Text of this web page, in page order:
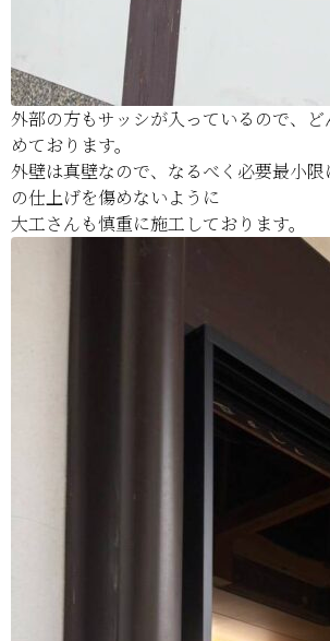
外部の方もサッシが入っているので、
めております。
外壁は真壁なので、なるべく必要最小
の仕上げを傷めないように
大工さんも慎重に施工しております。